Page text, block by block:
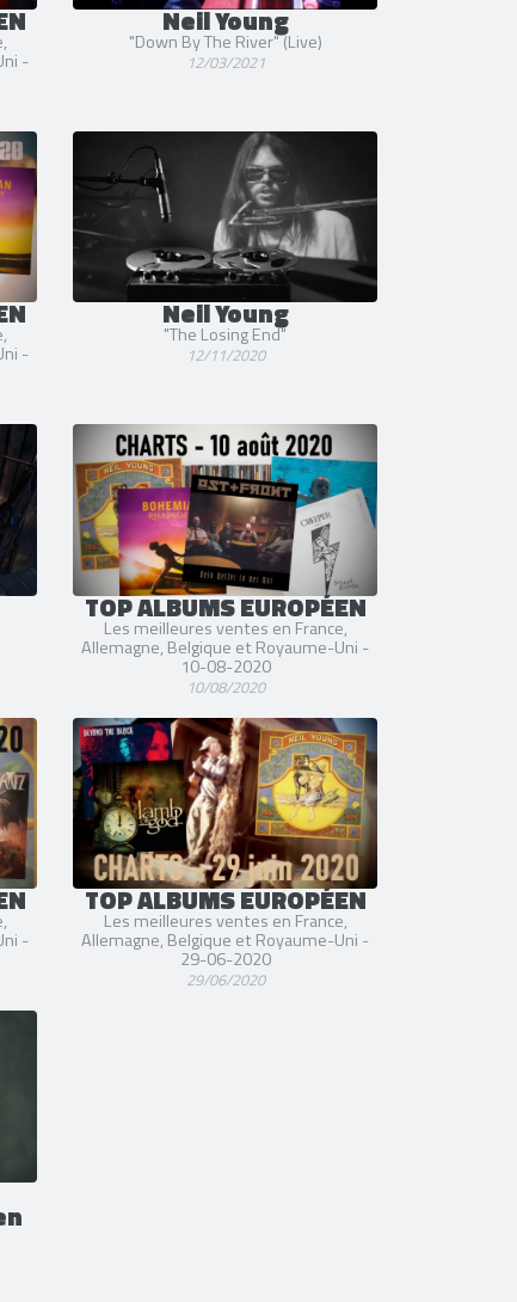
-
Neil Young
"Down By The River" (Live)
12/03/2021
-
Neil Young
"The Losing End"
12/11/2020
TOP ALBUMS EUROPÉEN
Les meilleures ventes en France,
Allemagne, Belgique et Royaume-Uni -
10-08-2020
10/08/2020
-
TOP ALBUMS EUROPÉEN
Les meilleures ventes en France,
Allemagne, Belgique et Royaume-Uni -
29-06-2020
29/06/2020